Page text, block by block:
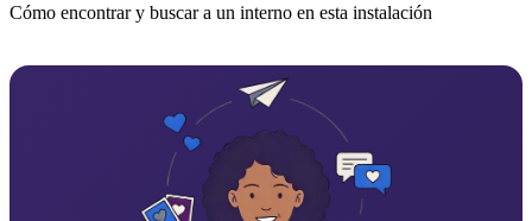
Cómo encontrar y buscar a un interno en esta instalación